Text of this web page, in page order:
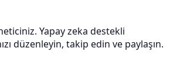
Yapay zeka destekli
düzenleyin, takip edin ve paylaşın.